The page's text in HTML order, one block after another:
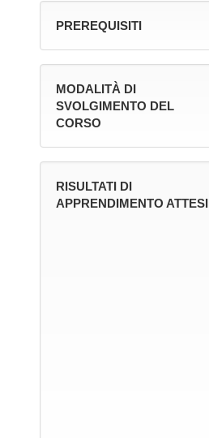
PREREQUISITI
MODALITÀ DI
SVOLGIMENTO DEL
CORSO
RISULTATI DI
APPRENDIMENTO ATTESI